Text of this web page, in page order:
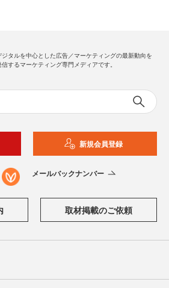
ジタルを中心とした広告／マーケティングの最新動向を
信するマーケティング専門メディアです。
新規会員登録
メールバックナンバー
取材掲載のご依頼